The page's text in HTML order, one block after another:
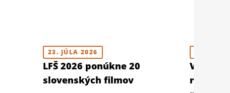
23. JÚLA 2026
LFŠ 2026 ponúkne 20
slovenských filmov
V